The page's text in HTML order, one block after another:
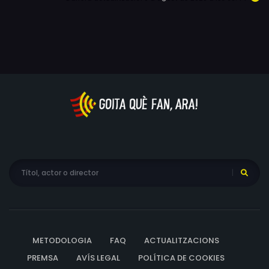
METODOLOGIA FAQ
ACTUALITZACIONS
PREMSA
AVÍS LEGAL POLÍTICA DE COOKIES